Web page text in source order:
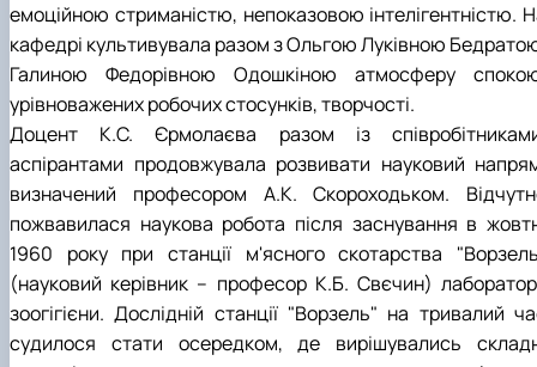
емоційною стриманістю, непоказовою інтелігентністю.
кафедрі культивувала разом з Ольгою Луківною
Галиною Федорівною Одошкіною атмосферу
урівноважених робочих стосунків, творчості.
Доцент К.С. Єрмолаєва разом із
аспірантами продовжувала розвивати науковий
визначений професором А.К. Скороходьком.
пожвавилася наукова робота після заснування в
1960 року при станції м'ясного скотарства
(науковий керівник – професор К.Б. Свєчин)
зоогігієни. Дослідній станції "Ворзель" на тривалий
судилося стати осередком, де вирішувались